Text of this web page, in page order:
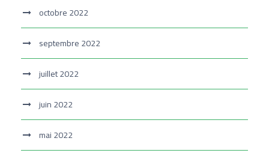
octobre 2022
septembre 2022
juillet 2022
juin 2022
mai 2022